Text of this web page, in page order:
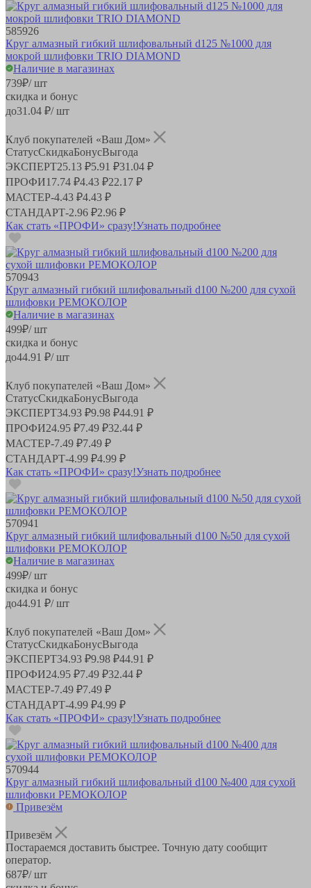
585926
Круг алмазный гибкий шлифовальный d125 №1000 для
мокрой шлифовки TRIO DIAMOND
Наличие в магазинах
739₽/ шт
скидка и бонус
до31.04 ₽/ шт
Клуб покупателей «Ваш Дом»
СтатусСкидкаБонусВыгода
ЭКСПЕРТ25.13 ₽5.91 ₽31.04 ₽
ПРОФИ17.74 ₽4.43 ₽22.17 ₽
МАСТЕР-4.43 ₽4.43 ₽
СТАНДАРТ-2.96 ₽2.96 ₽
Как стать «ПРОФИ» сразу!Узнать подробнее
570943
Круг алмазный гибкий шлифовальный d100 №200 для сухой
шлифовки РЕМОКОЛОР
Наличие в магазинах
499₽/ шт
скидка и бонус
до44.91 ₽/ шт
Клуб покупателей «Ваш Дом»
СтатусСкидкаБонусВыгода
ЭКСПЕРТ34.93 ₽9.98 ₽44.91 ₽
ПРОФИ24.95 ₽7.49 ₽32.44 ₽
МАСТЕР-7.49 ₽7.49 ₽
СТАНДАРТ-4.99 ₽4.99 ₽
Как стать «ПРОФИ» сразу!Узнать подробнее
570941
Круг алмазный гибкий шлифовальный d100 №50 для сухой
шлифовки РЕМОКОЛОР
Наличие в магазинах
499₽/ шт
скидка и бонус
до44.91 ₽/ шт
Клуб покупателей «Ваш Дом»
СтатусСкидкаБонусВыгода
ЭКСПЕРТ34.93 ₽9.98 ₽44.91 ₽
ПРОФИ24.95 ₽7.49 ₽32.44 ₽
МАСТЕР-7.49 ₽7.49 ₽
СТАНДАРТ-4.99 ₽4.99 ₽
Как стать «ПРОФИ» сразу!Узнать подробнее
570944
Круг алмазный гибкий шлифовальный d100 №400 для сухой
шлифовки РЕМОКОЛОР
Привезём
Привезём
Постараемся доставить быстрее. Точную дату сообщит
оператор.
687₽/ шт